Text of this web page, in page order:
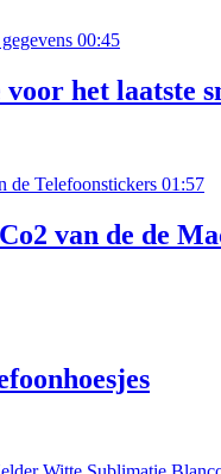
00:45
het laatste
01:57
van de de